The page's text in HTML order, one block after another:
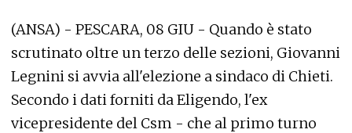
(ANSA) - PESCARA, 08 GIU - Quando è stato
scrutinato oltre un terzo delle sezioni, Giovanni
Legnini si avvia all'elezione a sindaco di Chieti.
Secondo i dati forniti da Eligendo, l'ex
vicepresidente del Csm - che al primo turno